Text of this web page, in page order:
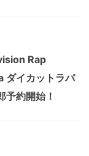
Rap
イカットラバ
予約開始！